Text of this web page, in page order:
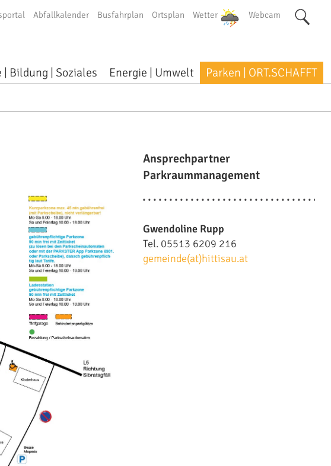
Abfallkalender Busfahrplan Ortsplan Wetter Webcam
| Bildung | Soziales Energie | Umwelt Parken | ORT.SCHAFFT
Ansprechpartner
Parkraummanagement
Gwendoline Rupp
Tel. 05513 6209 216
gemeinde(at)hittisau.at